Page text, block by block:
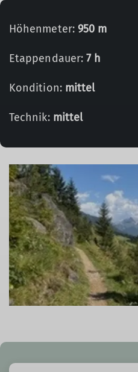
Höhenmeter: 950 m
Etappendauer:7 h
Kondition: mittel
Technik: mittel